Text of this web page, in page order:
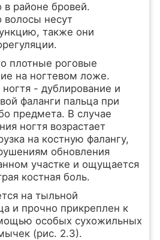
в районе бровей.
волосы несут
также они
плотные роговые
на ногтевом ложе.
- дублирование и
фаланги пальца при
предмета. В случае
ногтя возрастает
на костную фалангу,
обновления
участке и ощущается
костная боль.
на тыльной
и прочно прикреплен к
особых сухожильных
(рис. 2.3).